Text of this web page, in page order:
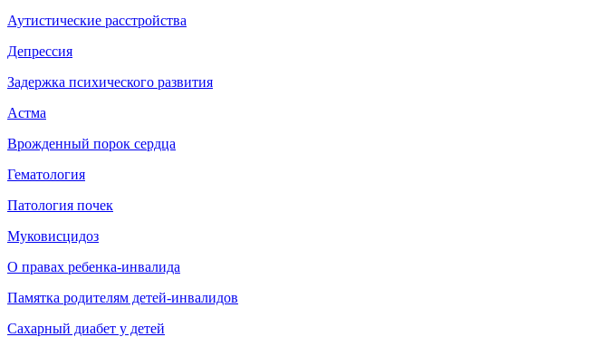
Аутистические расстройства
Депрессия
Задержка психического развития
Астма
Врожденный порок сердца
Гематология
Патология почек
Муковисцидоз
О правах ребенка-инвалида
Памятка родителям детей-инвалидов
Сахарный диабет у детей